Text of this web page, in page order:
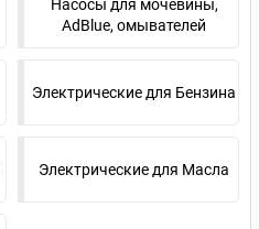
Насосы для мочевины,
AdBlue, омывателей
Электрические для Бензина
Электрические для Масла